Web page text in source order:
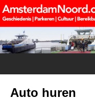
Auto huren